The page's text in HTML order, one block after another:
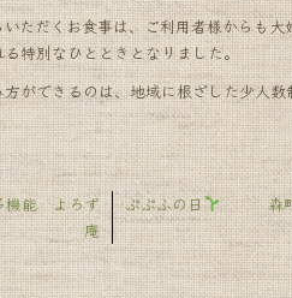
ただくお食事は、ご利用者様からも大
特別なひとときとなりました。
ができるのは、地域に根ざした少人
能 よろず
庵
ぷぷふの日 森町